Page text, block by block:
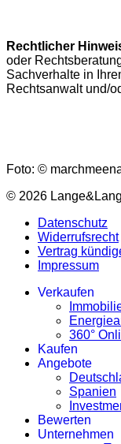
Rechtlicher
oder
Sachverhalte in
Rechtsanwalt und/
Foto: ©
© 2026
Datenschutz
Widerrufsrecht
Vertrag
Impressum
Verkaufen
360°
Kaufen
Angebote
Spanien
Bewerten
Unternehmen